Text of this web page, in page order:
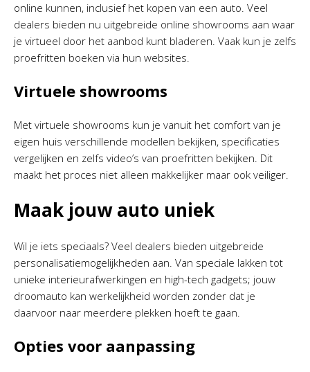
online kunnen, inclusief het kopen van een auto. Veel
dealers bieden nu uitgebreide online showrooms aan waar
je virtueel door het aanbod kunt bladeren. Vaak kun je zelfs
proefritten boeken via hun websites.
Virtuele showrooms
Met virtuele showrooms kun je vanuit het comfort van je
eigen huis verschillende modellen bekijken, specificaties
vergelijken en zelfs video’s van proefritten bekijken. Dit
maakt het proces niet alleen makkelijker maar ook veiliger.
Maak jouw auto uniek
Wil je iets speciaals? Veel dealers bieden uitgebreide
personalisatiemogelijkheden aan. Van speciale lakken tot
unieke interieurafwerkingen en high-tech gadgets; jouw
droomauto kan werkelijkheid worden zonder dat je
daarvoor naar meerdere plekken hoeft te gaan.
Opties voor aanpassing